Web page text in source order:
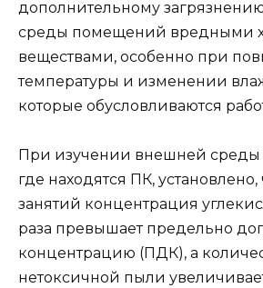
дополнительному
среды помещений вредными
веществами, особенно при
температуры и изменении
которые обусловливаются
При изучении внешней
где находятся ПК,
занятий концентрация
раза превышает предельно
концентрацию (ПДК), а
нетоксичной пыли